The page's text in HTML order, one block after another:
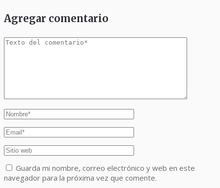
Agregar comentario
Guarda mi nombre, correo electrónico y web en este
navegador para la próxima vez que comente.